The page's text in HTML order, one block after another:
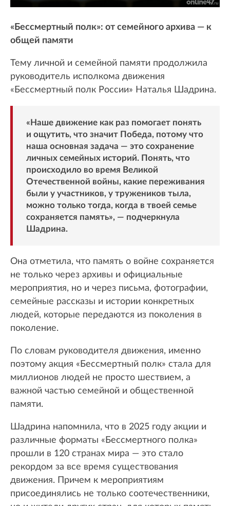
«Бессмертный полк»: от семейного архива — к
общей памяти
Тему личной и семейной памяти продолжила
руководитель исполкома движения
«Бессмертный полк России» Наталья Шадрина.
«Наше движение как раз помогает понять
и ощутить, что значит Победа, потому что
наша основная задача — это сохранение
личных семейных историй. Понять, что
происходило во время Великой
Отечественной войны, какие переживания
были у участников, у тружеников тыла,
можно только тогда, когда в твоей семье
сохраняется память», — подчеркнула
Шадрина.
Она отметила, что память о войне сохраняется
не только через архивы и официальные
мероприятия, но и через письма, фотографии,
семейные рассказы и истории конкретных
людей, которые передаются из поколения в
поколение.
По словам руководителя движения, именно
поэтому акция «Бессмертный полк» стала для
миллионов людей не просто шествием, а
важной частью семейной и общественной
памяти.
Шадрина напомнила, что в 2025 году акции и
различные форматы «Бессмертного полка»
прошли в 120 странах мира — это стало
рекордом за все время существования
движения. Причем к мероприятиям
присоединялись не только соотечественники,